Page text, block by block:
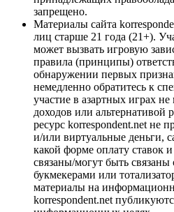
запрещено.
Материалы сайта
лиц старше 21 года (21+).
может вызвать игровую
правила (принципы)
обнаружении первых
немедленно обратитесь к
участие в азартных играх
доходов или
ресурс korrespondent.net не
и/или виртуальные деньги,
какой форме оплату ставок
связаны/могут быть
букмекерами или
материалы на
korrespondent.net